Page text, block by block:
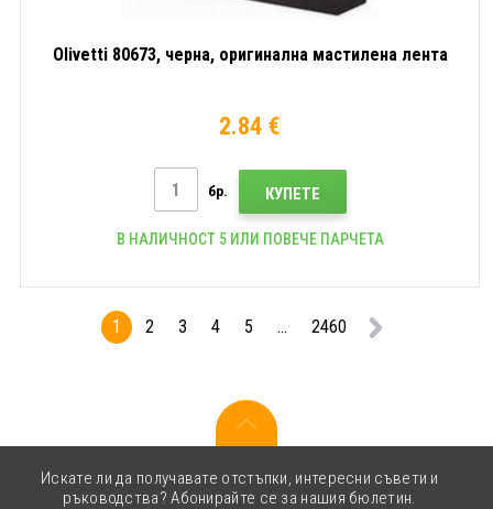
Olivetti 80673, черна, оригинална мастилена лента
2.84 €
бр. КУПЕТЕ
В НАЛИЧНОСТ 5 ИЛИ ПОВЕЧЕ ПАРЧЕТА
1 2 3 4 5 ... 2460
Искате ли да получавате отстъпки, интересни съвети и
ръководства? Абонирайте се за нашия бюлетин.